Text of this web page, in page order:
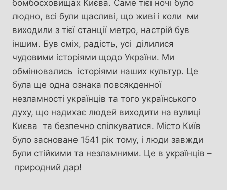
бомбосховищах Києва. Саме тієі ночі було
людно, всі були щасливі, що живі і коли ми
виходили з тієї станції метро, настрій був
іншим. Був сміх, радість, усі ділилися
чудовими історіями щодо України. Ми
обмінювались історіями наших культур. Це
була ще одна ознака повсякденної
незламності українців та того українського
духу, що надихає людей виходити на вулиці
Києва та безпечно спілкуватися. Місто Київ
було засноване 1541 рік тому, і люди завжди
були стійкими та незламними. Це в українців –
природний дар!